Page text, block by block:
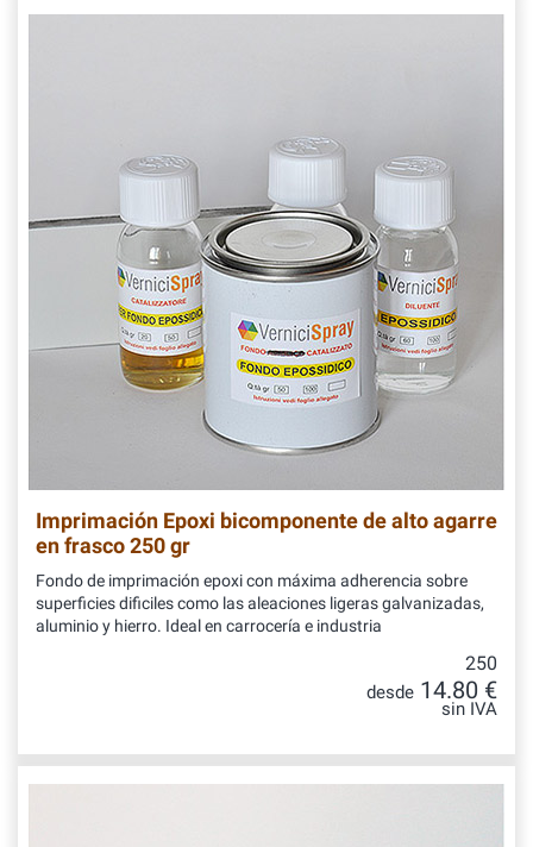
Imprimación Epoxi bicomponente de alto agarre
en frasco 250 gr
Fondo de imprimación epoxi con máxima adherencia sobre
superficies dificiles como las aleaciones ligeras galvanizadas,
aluminio y hierro. Ideal en carrocería e industria
250
desde 14.80 €
sin IVA